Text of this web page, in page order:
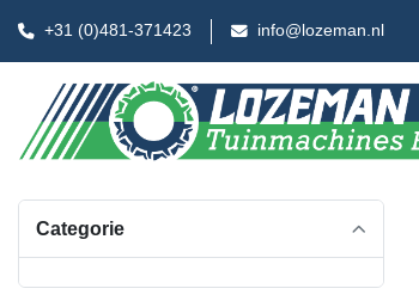
+31 (0)481-371423 info@lozeman.nl
Categorie